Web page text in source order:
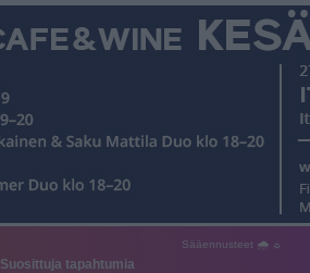
Sääennusteet 🌧 ☼
Suosittuja tapahtumia